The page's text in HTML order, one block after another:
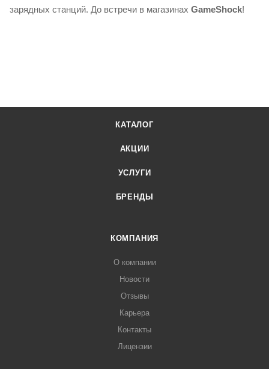
зарядных станций. До встречи в магазинах GameShock!
КАТАЛОГ
АКЦИИ
УСЛУГИ
БРЕНДЫ
КОМПАНИЯ
О компании
Новости
Отзывы
Карьера
Контакты
Лицензии